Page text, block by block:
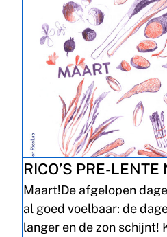
RICO’S PRE-
Maart!De afgelopen
al goed voelbaar: de
langer en de zon schijnt!